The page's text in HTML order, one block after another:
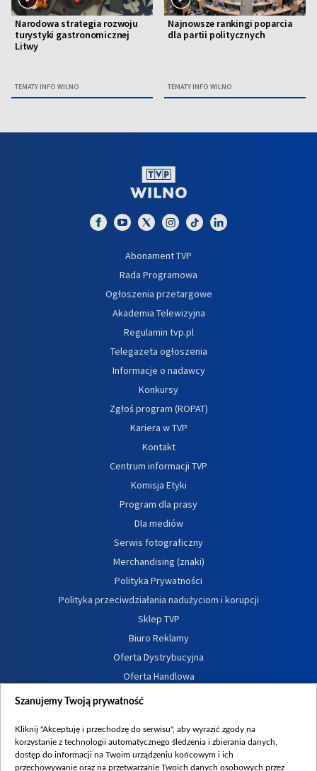
Narodowa strategia rozwoju
turystyki gastronomicznej
Litwy
TEMATY INFO WILNO
Najnowsze rankingi poparcia
dla partii politycznych
TEMATY INFO WILNO
Abonament TVP
Rada Programowa
Ogłoszenia przetargowe
Akademia Telewizyjna
Regulamin tvp.pl
Telegazeta ogłoszenia
Informacje o nadawcy
Konkursy
Zgłoś program (ROPAT)
Kariera w TVP
Kontakt
Centrum informacji TVP
Komisja Etyki
Program dla prasy
Dla mediów
Serwis fotograficzny
Merchandising (znaki)
Polityka Prywatności
Polityka przeciwdziałania nadużyciom i korupcji
Sklep TVP
Biuro Reklamy
Oferta Dystrybucyjna
Oferta Handlowa
Dostępność
Procedura zgłoszeń wewnętrznych
Szanujemy Twoją prywatność
Kliknij "Akceptuję i przechodzę do serwisu", aby wyrazić zgody na
korzystanie z technologii automatycznego śledzenia i zbierania danych,
dostęp do informacji na Twoim urządzeniu końcowym i ich
przechowywanie oraz na przetwarzanie Twoich danych osobowych przez